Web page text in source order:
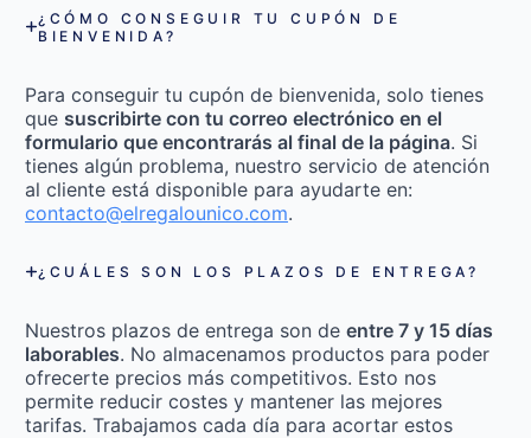
¿CÓMO CONSEGUIR TU CUPÓN DE
BIENVENIDA?
Para conseguir tu cupón de bienvenida, solo tienes
que suscribirte con tu correo electrónico en el
formulario que encontrarás al final de la página. Si
tienes algún problema, nuestro servicio de atención
al cliente está disponible para ayudarte en:
contacto@elregalounico.com.
¿CUÁLES SON LOS PLAZOS DE ENTREGA?
Nuestros plazos de entrega son de entre 7 y 15 días
laborables. No almacenamos productos para poder
ofrecerte precios más competitivos. Esto nos
permite reducir costes y mantener las mejores
tarifas. Trabajamos cada día para acortar estos